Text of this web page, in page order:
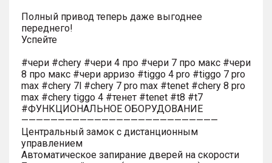
Полный привод теперь даже выгоднее
переднего!
Успейте
#чери #chery #чери 4 про #чери 7 про макс #чери
8 про макс #чери арризо #tiggo 4 pro #tiggo 7 pro
max #chery 7l #chery 7 pro max #tenet #chery 8 pro
max #chery tiggo 4 #тенет #tenet #t8 #t7
#ФУНКЦИОНАЛЬНОЕ ОБОРУДОВАНИЕ
———————————————————————————
Центральный замок с дистанционным
управлением
Автоматическое запирание дверей на скорости